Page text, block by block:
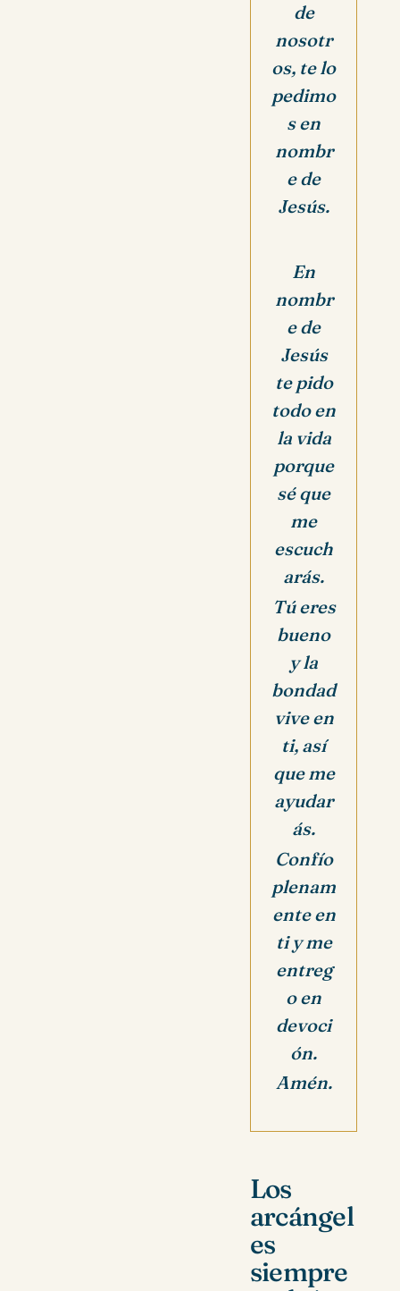
de
nosotr
os, te lo
pedimo
s en
nombr
e de
Jesús.
En
nombr
e de
Jesús
te pido
todo en
la vida
porque
sé que
me
escuch
arás.
Tú eres
bueno
y la
bondad
vive en
ti, así
que me
ayudar
ás.
Confío
plenam
ente en
ti y me
entreg
o en
devoci
ón.
Amén.
Los
arcángel
es
siempre